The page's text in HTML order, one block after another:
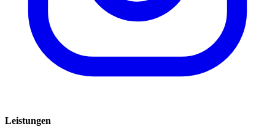
Leistungen